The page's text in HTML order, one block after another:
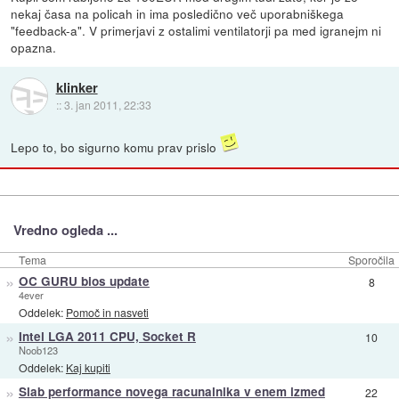
nekaj časa na policah in ima posledično več uporabniškega
"feedback-a". V primerjavi z ostalimi ventilatorji pa med igranejm ni
opazna.
klinker
::3. jan 2011, 22:33
Lepo to, bo sigurno komu prav prislo
Vredno ogleda ...
Tema Sporočila
» OC GURU bios update
4ever
Oddelek: Pomoč in nasveti
8
» Intel LGA 2011 CPU, Socket R
Noob123
Oddelek: Kaj kupiti
10
» Slab performance novega racunalnika v enem izmed 22